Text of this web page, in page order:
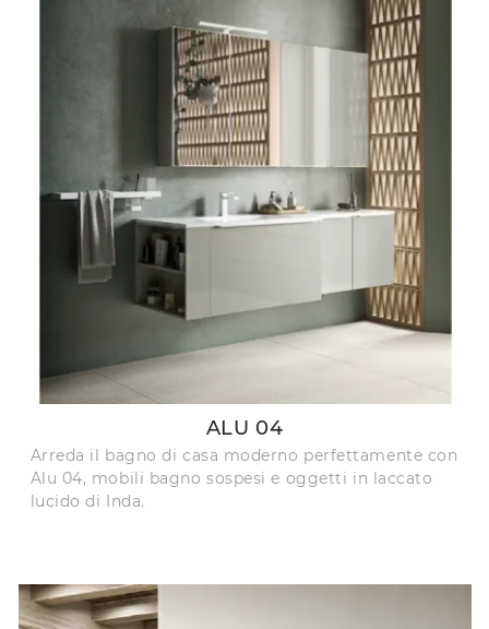
ALU 04
Arreda il bagno di casa moderno perfettamente con
Alu 04, mobili bagno sospesi e oggetti in laccato
lucido di Inda.